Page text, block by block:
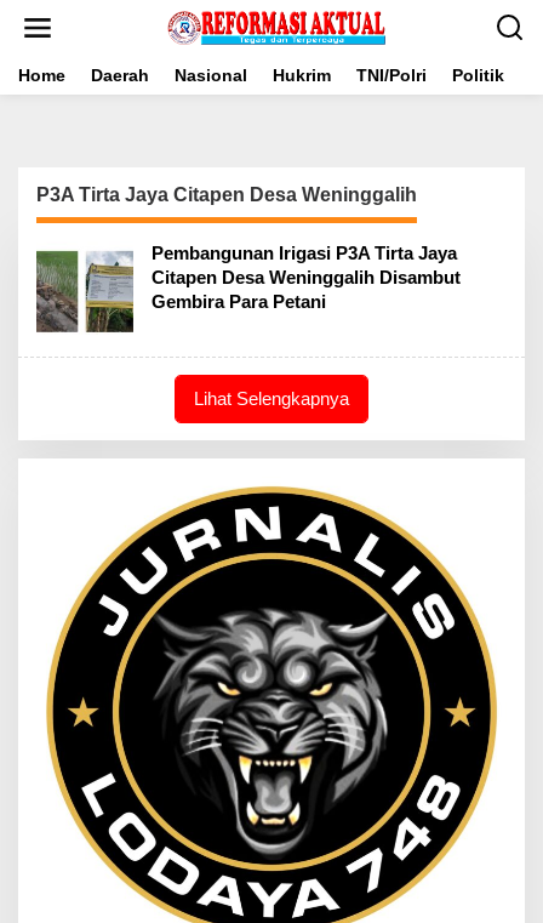
Home Daerah Nasional Hukrim TNI/Polri Politik
P3A Tirta Jaya Citapen Desa Weninggalih
Pembangunan Irigasi P3A Tirta Jaya
Citapen Desa Weninggalih Disambut
Gembira Para Petani
Lihat Selengkapnya